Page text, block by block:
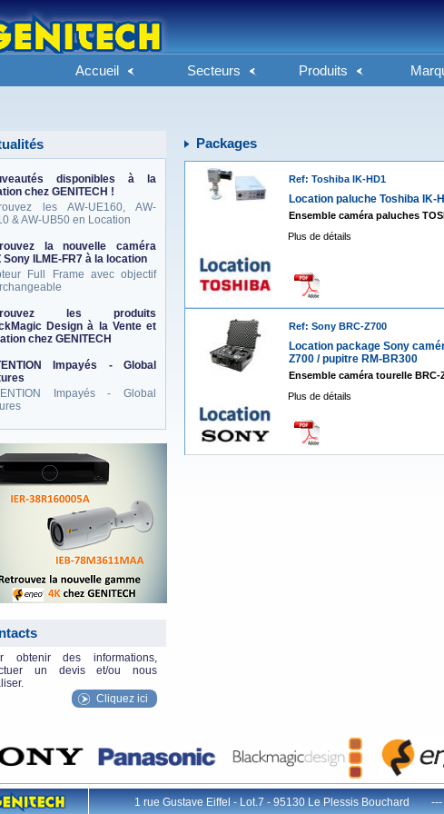
Accueil Secteurs Produits
disponibles à la
chez GENITECH !
les AW-UE160, AW-
& AW-UB50 en Location
la nouvelle caméra
Sony ILME-FR7 à la location
Full Frame avec objectif
les produits
Design à la Vente et
chez GENITECH
Impayés - Global
Impayés - Global
obtenir des informations,
un devis et/ou nous
Cliquez ici
Packages
Ref: Toshiba IK-HD1
Location paluche Toshiba IK-
Ensemble caméra paluches
Plus de détails
Ref: Sony BRC-Z700
Location package Sony
Z700 / pupitre RM-BR300
Ensemble caméra tourelle BRC-
Plus de détails
1 rue Gustave Eiffel - Lot.7 - 95130 Le Plessis